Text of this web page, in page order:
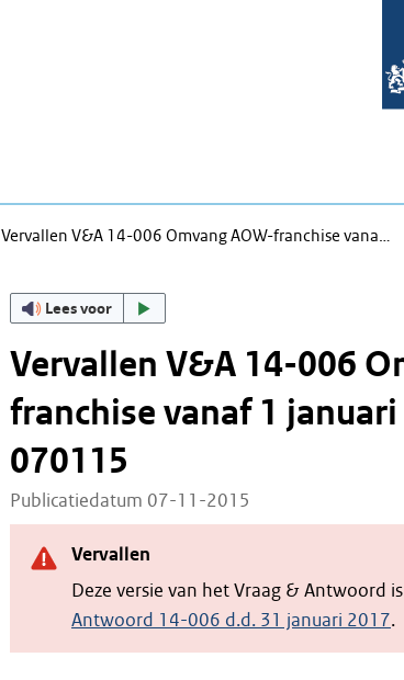
Vervallen V&A 14-006 Omvang AOW-franchise vana…
Lees voor
Vervallen V&A 14-006
franchise vanaf 1
070115
Publicatiedatum 07-11-2015
Vervallen
Deze versie van het Vraag & Antwoord
Antwoord 14-006 d.d. 31 januari 2017.